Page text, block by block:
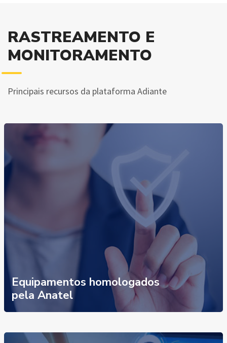
RASTREAMENTO E
MONITORAMENTO
Principais recursos da plataforma Adiante
Equipamentos homologados
pela Anatel